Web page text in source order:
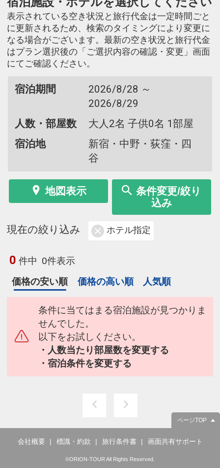
表示されている空き状況と旅行代金は一定時間ごと
に更新されるため、検索のタイミングにより変更に
なる場合がございます。最新の空き状況と旅行代金
はプラン選択後の「ご選択内容の確認・変更」画面
にてご確認ください。
宿泊期間
2026/8/28 ～
2026/8/29
人数・部屋数
大人2名 子供0名 1部屋
宿泊地
新宿・中野・荻窪・四
谷
地図表示
条件変更/絞り
込み
現在の絞り込み ホテル指定
0 件中 0件表示
価格の安い順
価格の高い順 人気順
条件に当てはまる宿泊施設が見つかりま
せんでした。
以下をお試しください。
・人数当たり部屋数を変更する
・宿泊条件を変更する
ページTOP
会社概要 標識・約款 旅行条件書 画面共有サポート
©ORION-TOUR All Rights Reserved.